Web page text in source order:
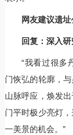
网友建议遗
回复：深入
“我看过很多
门恢弘的轮廓，
山脉呼应，焕发
门平时极少亮灯
一美景的机会。”